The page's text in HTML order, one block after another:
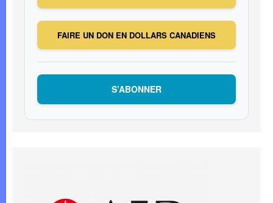
FAIRE UN DON EN DOLLARS CANADIENS
S’ABONNER